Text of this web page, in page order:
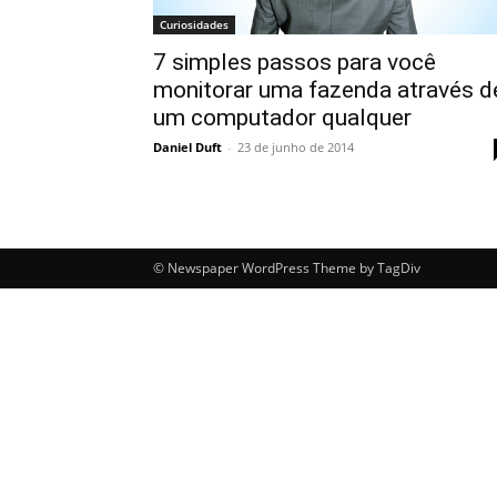
Curiosidades
7 simples passos para você
monitorar uma fazenda através
um computador qualquer
Daniel Duft - 23 de junho de 2014
© Newspaper WordPress Theme by TagDiv